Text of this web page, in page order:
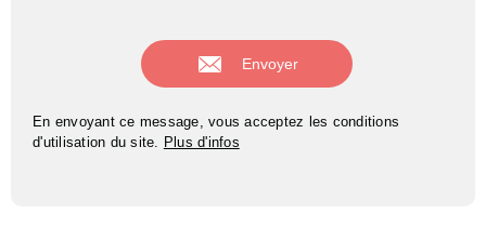
En envoyant ce message, vous acceptez les conditions
d'utilisation du site. Plus d'infos